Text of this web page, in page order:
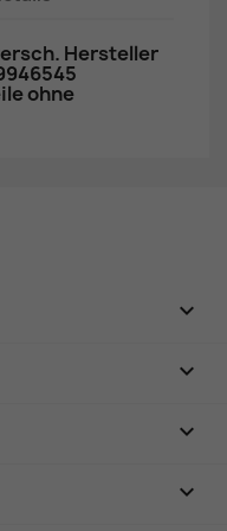
Hersteller
ohne



keyboard_arrow_down